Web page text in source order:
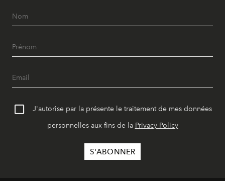
J'autorise par la présente le traitement de mes données
personnelles aux fins de la Privacy Policy